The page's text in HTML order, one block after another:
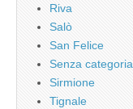
Riva
Salò
San Felice
Senza categoria
Sirmione
Tignale